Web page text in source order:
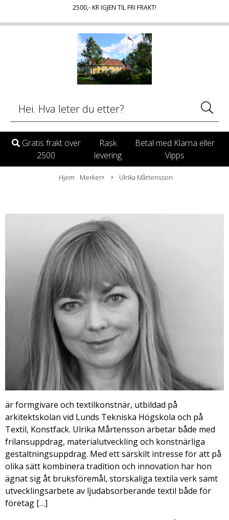
2500,- KR IGJEN TIL FRI FRAKT!
Gratis frakt over
2500
Rask
levering
Betal med Klarna eller
Vipps
Hjem Merker Ulrika Mårtensson
är formgivare och textilkonstnär, utbildad på
arkitektskolan vid Lunds Tekniska Högskola och på
Textil, Konstfack. Ulrika Mårtensson arbetar både med
frilansuppdrag, materialutveckling och konstnärliga
gestaltningsuppdrag. Med ett särskilt intresse för att på
olika sätt kombinera tradition och innovation har hon
ägnat sig åt bruksföremål, storskaliga textila verk samt
utvecklingsarbete av ljudabsorberande textil både för
företag […]